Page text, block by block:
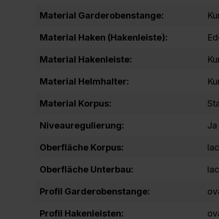
Material Garderobenstange:
Material Haken (Hakenleiste):
Material Hakenleiste:
Material Helmhalter:
Material Korpus:
Niveauregulierung: Ja
Oberfläche Korpus:
Oberfläche Unterbau:
Profil Garderobenstange:
Profil Hakenleisten: